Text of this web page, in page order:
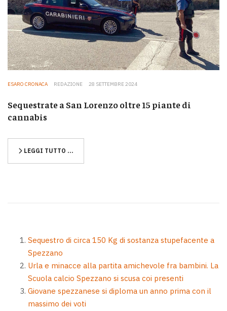
ESARO CRONACA REDAZIONE 28 SETTEMBRE 2024
Sequestrate a San Lorenzo oltre 15 piante di
cannabis
LEGGI TUTTO …
Sequestro di circa 150 Kg di sostanza stupefacente a
Spezzano
Urla e minacce alla partita amichevole fra bambini. La
Scuola calcio Spezzano si scusa coi presenti
Giovane spezzanese si diploma un anno prima con il
massimo dei voti